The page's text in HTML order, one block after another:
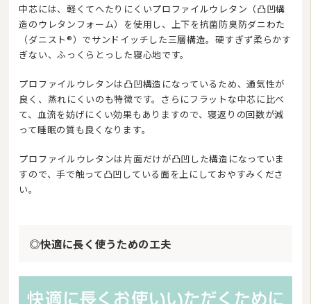
中芯には、軽くてへたりにくいプロファイルウレタン（凸凹構
造のウレタンフォーム）を使用し、上下を抗菌防臭防ダニわた
（ダニスト®）でサンドイッチした三層構造。硬すぎず柔らかす
ぎない、ふっくらとっした寝心地です。
プロファイルウレタンは凸凹構造になっているため、通気性が
良く、蒸れにくいのも特徴です。さらにフラットな中芯に比べ
て、血流を妨げにくい効果もありますので、寝返りの回数が減
って睡眠の質も良くなります。
プロファイルウレタンは片面だけが凸凹した構造になっていま
すので、手で触って凸凹している面を上にしておやすみくださ
い。
◎快適に長く使うための工夫